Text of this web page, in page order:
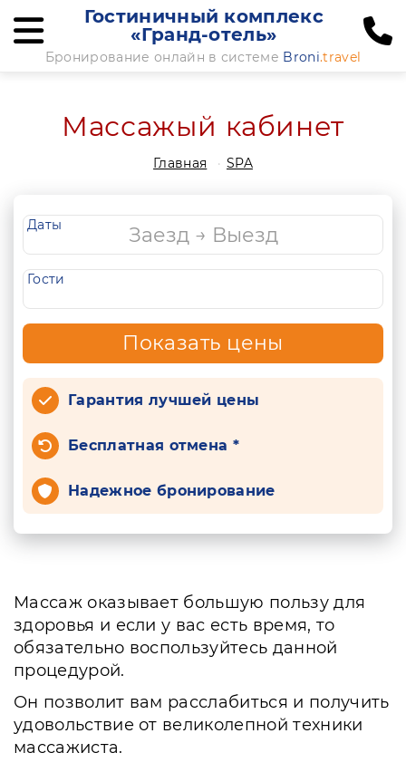
Гостиничный комплекс
«Гранд-отель»
Бронирование онлайн в системе Broni.travel
Массажый кабинет
Главная SPA
Даты
Гости
Показать цены
Гарантия лучшей цены
Бесплатная отмена *
Надежное бронирование
Массаж оказывает большую пользу для
здоровья и если у вас есть время, то
обязательно воспользуйтесь данной
процедурой.
Он позволит вам расслабиться и получить
удовольствие от великолепной техники
массажиста.